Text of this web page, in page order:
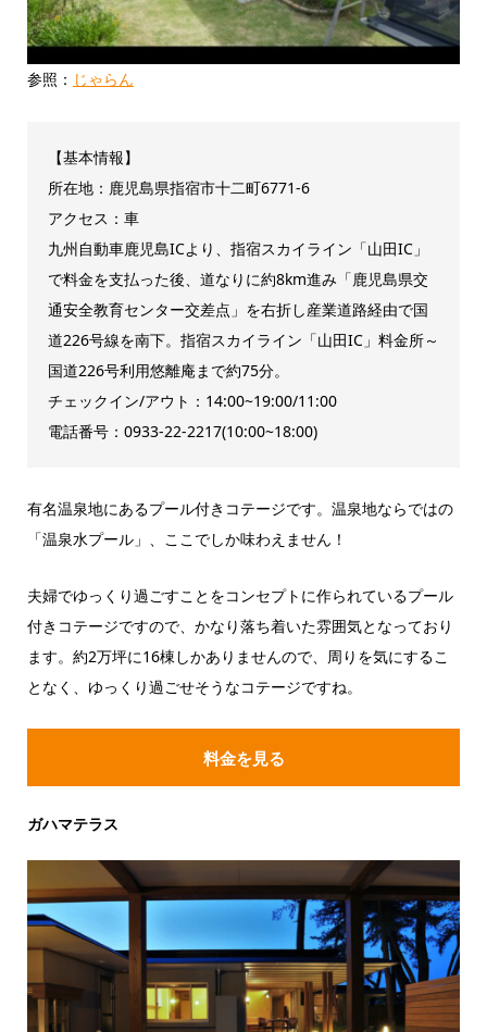
参照： じゃらん
【基本情報】
所在地：鹿児島県指宿市十二町6771-6
アクセス：車
九州自動車鹿児島ICより、指宿スカイライン「山田IC」
で料金を支払った後、道なりに約8km進み「鹿児島県交
通安全教育センター交差点」を右折し産業道路経由で国
道226号線を南下。指宿スカイライン「山田IC」料金所～
国道226号利用悠離庵まで約75分。
チェックイン/アウト：14:00~19:00/11:00
電話番号：0933-22-2217(10:00~18:00)
有名温泉地にあるプール付きコテージです。温泉地ならではの
「温泉水プール」、ここでしか味わえません！
夫婦でゆっくり過ごすことをコンセプトに作られているプール
付きコテージですので、かなり落ち着いた雰囲気となっており
ます。約2万坪に16棟しかありませんので、周りを気にするこ
となく、ゆっくり過ごせそうなコテージですね。
料金を見る
ガハマテラス